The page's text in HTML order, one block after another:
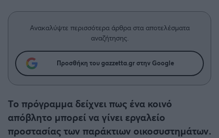
Άρης
ΟΦΗ
Ατρόμητος Αθηνών
Μια Ιστορία από την Πόλη
Ανακαλύψτε περισσότερα άρθρα στα αποτελέσματα
αναζήτησης.
Προσθήκη του gazzetta.gr στην Google
Το πρόγραμμα δείχνει πως ένα κοινό
απόβλητο μπορεί να γίνει εργαλείο
προστασίας των παράκτιων οικοσυστημάτων.